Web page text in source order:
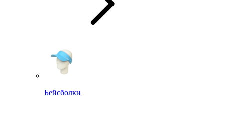
Бейсболки